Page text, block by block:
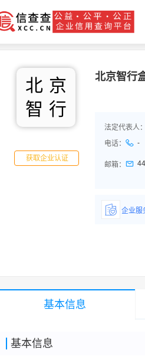
北 京
智 行
获取企业认证
北京智行
法定代表人
电话：
-
邮箱：
企业服
基本信息
基本信息